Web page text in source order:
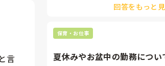
言
我慢している人を見つけると、「
って！と言っています。
周りに、変われる人がいないから
回答をもっと
保育・お仕事
夏休みやお盆中の勤務につ